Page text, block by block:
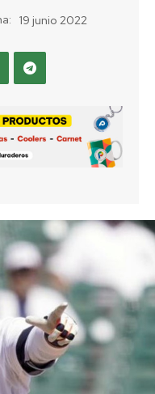
19 junio 2022